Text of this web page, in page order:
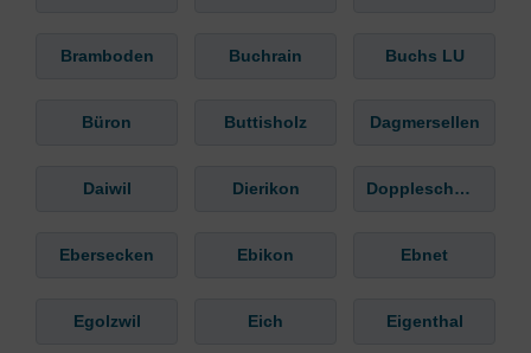
Bramboden Buchrain Buchs LU
Büron Buttisholz Dagmersellen
Daiwil Dierikon Doppleschwand
Ebersecken Ebikon Ebnet
Egolzwil Eich Eigenthal